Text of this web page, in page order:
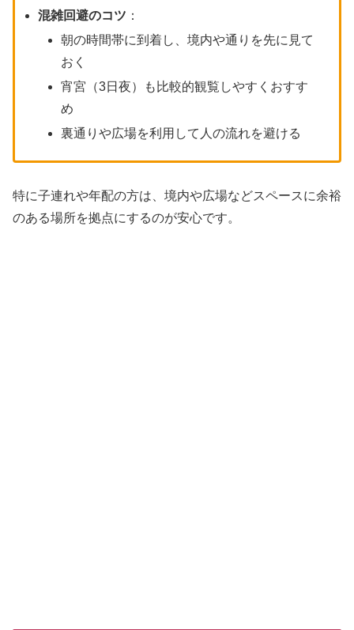
混雑回避のコツ ：
朝の時間帯に到着し、境内や通りを先に見て
おく
宵宮（3日夜）も比較的観覧しやすくおすす
め
裏通りや広場を利用して人の流れを避ける
特に子連れや年配の方は、境内や広場などスペースに余裕
のある場所を拠点にするのが安心です。